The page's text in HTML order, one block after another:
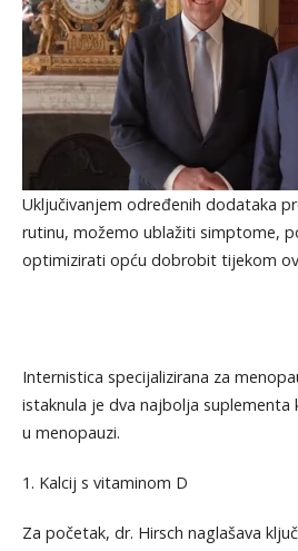
Uključivanjem određenih dodataka
rutinu, možemo ublažiti simptome,
optimizirati opću dobrobit tijekom
Internistica specijalizirana za
istaknula je dva najbolja suplementa
u menopauzi.
1. Kalcij s vitaminom D
Za početak, dr. Hirsch naglašava